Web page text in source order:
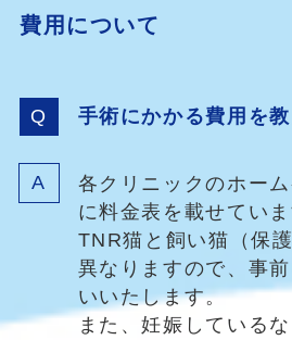
費用について
手術にかかる費用を教
各クリニックのホー
に料金表を載せていま
TNR猫と飼い猫（保
異なりますので、事
いいたします。
また、妊娠している